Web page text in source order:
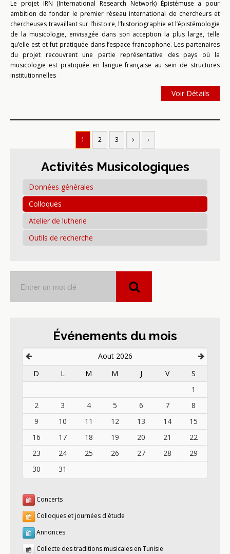
Le projet IRN (International Research Network) Épistémuse a pour
ambition de fonder le premier réseau international de chercheurs et
chercheuses travaillant sur l’histoire, l’historiographie et l’épistémologie
de la musicologie, envisagée dans son acception la plus large, telle
qu’elle est et fut pratiquée dans l’espace francophone. Les partenaires
du projet recouvrent une partie représentative des pays où la
musicologie est pratiquée en langue française au sein de structures
institutionnelles
Voir Détails
1 2 3 ›
Activités Musicologiques
Données générales
Colloques
Atelier de lutherie
Outils de recherche
Événements du mois
Aout 2026
D
L M M J V
S
1
2
3 4 5 6 7
8
9
10 11 12 13 14
15
16
17 18 19 20 21
22
23
24 25 26 27 28
29
30
31
Concerts
Colloques et journées d'étude
Annonces
Collecte des traditions musicales en Tunisie